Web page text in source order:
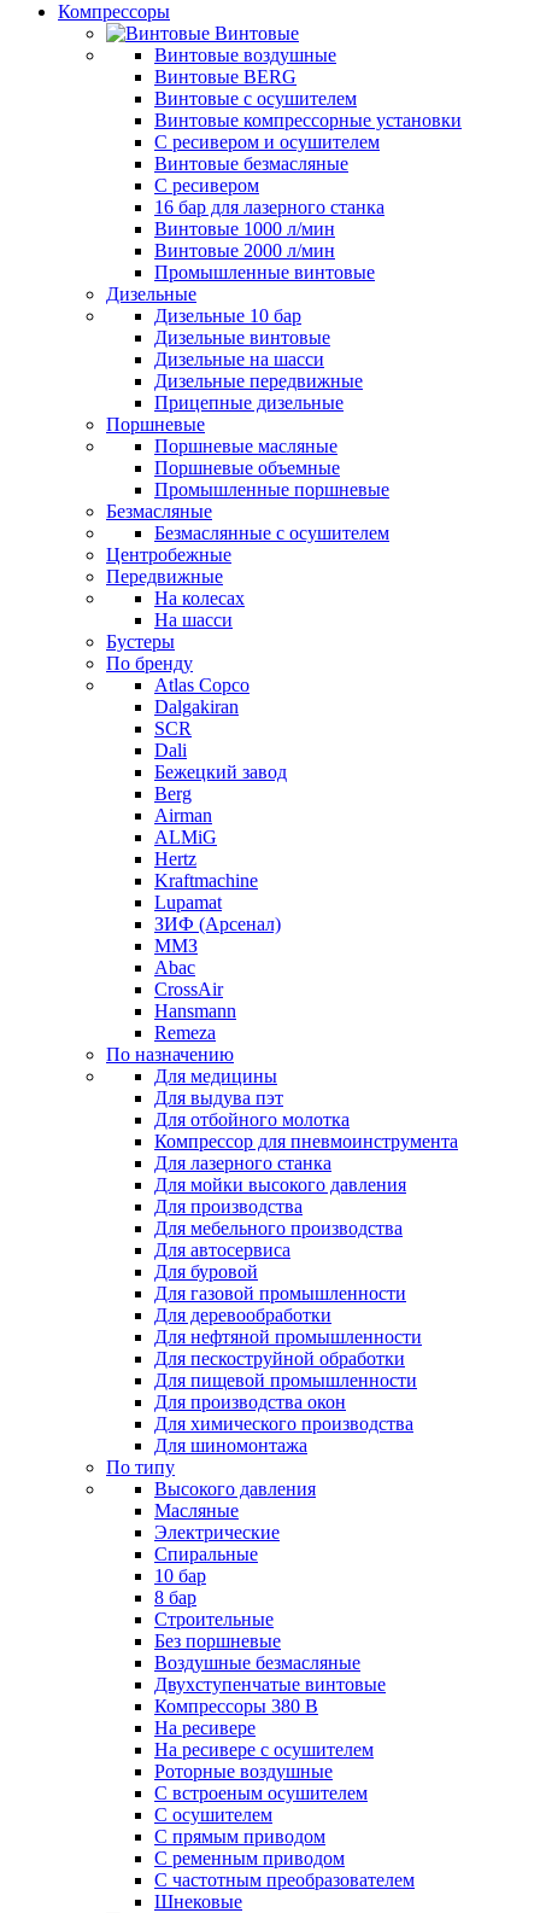
Компрессоры
Винтовые
Винтовые воздушные
Винтовые BERG
Винтовые с осушителем
Винтовые компрессорные установки
C ресивером и осушителем
Винтовые безмасляные
C ресивером
16 бар для лазерного станка
Винтовые 1000 л/мин
Винтовые 2000 л/мин
Промышленные винтовые
Дизельные
Дизельные 10 бар
Дизельные винтовые
Дизельные на шасси
Дизельные передвижные
Прицепные дизельные
Поршневые
Поршневые масляные
Поршневые объемные
Промышленные поршневые
Безмасляные
Безмаслянные с осушителем
Центробежные
Передвижные
На колесах
На шасси
Бустеры
По бренду
Atlas Copco
Dalgakiran
SCR
Dali
Бежецкий завод
Berg
Airman
ALMiG
Hertz
Kraftmachine
Lupamat
ЗИФ (Арсенал)
ММЗ
Abac
CrossAir
Hansmann
Remeza
По назначению
Для медицины
Для выдува пэт
Для отбойного молотка
Компрессор для пневмоинструмента
Для лазерного станка
Для мойки высокого давления
Для производства
Для мебельного производства
Для автосервиса
Для буровой
Для газовой промышленности
Для деревообработки
Для нефтяной промышленности
Для пескоструйной обработки
Для пищевой промышленности
Для производства окон
Для химического производства
Для шиномонтажа
По типу
Высокого давления
Масляные
Электрические
Спиральные
10 бар
8 бар
Cтроительные
Без поршневые
Воздушные безмасляные
Двухступенчатые винтовые
Компрессоры 380 В
На ресивере
На ресивере с осушителем
Роторные воздушные
С встроеным осушителем
С осушителем
С прямым приводом
С ременным приводом
С частотным преобразователем
Шнековые